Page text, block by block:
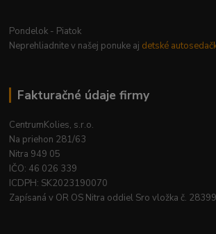
Pondelok - Piatok
Neprehliadnite v našej ponuke aj detské
Fakturačné údaje firmy
CentrumKolies, s.r.o.
Na priehon 281/63
Nitra 949 05
IČO: 46 026 339
ICDPH: SK2023190070
Zapísaná v OR OS Nitra oddiel Sro vložka č.